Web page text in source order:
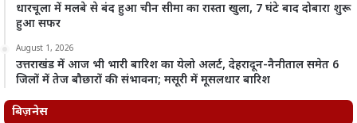
धारचूला में मलबे से बंद हुआ चीन सीमा का रास्ता खुला, 7 घंटे बाद दोबारा शुरू
हुआ सफर
August 1, 2026
उत्तराखंड में आज भी भारी बारिश का येलो अलर्ट, देहरादून-नैनीताल समेत 6
जिलों में तेज बौछारों की संभावना; मसूरी में मूसलधार बारिश
बिज़नेस